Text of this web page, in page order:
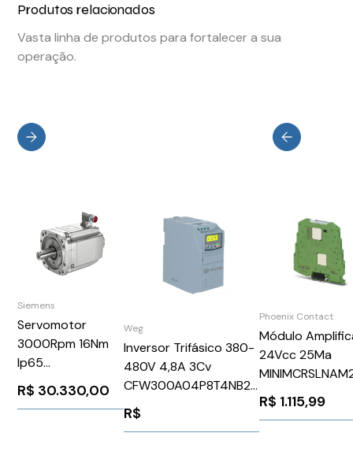
Produtos relacionados
Vasta linha de produtos para fortalecer a sua
operação.
Siemens
Servomotor
3000Rpm 16Nm
Ip65
1FK70832AF711CH1
Siemens 91613
R$ 30.330,00
Weg
Inversor Trifásico 380-
480V 4,8A 3Cv
CFW300A04P8T4NB20
WEG Weg 14146882
R$
Phoenix Contact
Módulo
24Vcc 25Ma
Phoenix
2864105
R$ 1.115,99